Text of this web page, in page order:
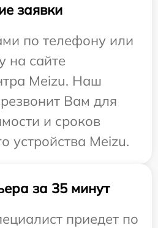
заявки
по телефону или
на сайте
Meizu. Наш
Вам для
и сроков
устройства Meizu.
за 35 минут
приедет по